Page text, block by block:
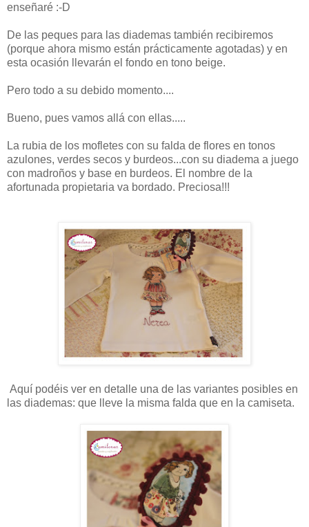
enseñaré :-D
De las peques para las diademas también recibiremos
(porque ahora mismo están prácticamente agotadas) y en
esta ocasión llevarán el fondo en tono beige.
Pero todo a su debido momento....
Bueno, pues vamos allá con ellas.....
La rubia de los mofletes con su falda de flores en tonos
azulones, verdes secos y burdeos...con su diadema a juego
con madroños y base en burdeos. El nombre de la
afortunada propietaria va bordado. Preciosa!!!
Aquí podéis ver en detalle una de las variantes posibles en
las diademas: que lleve la misma falda que en la camiseta.